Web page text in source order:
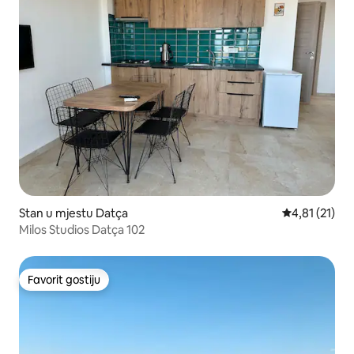
Stan u mjestu Datça Prosječna
4,81 (21)
Milos Studios Datça 102
Favorit gostiju
Favorit gostiju